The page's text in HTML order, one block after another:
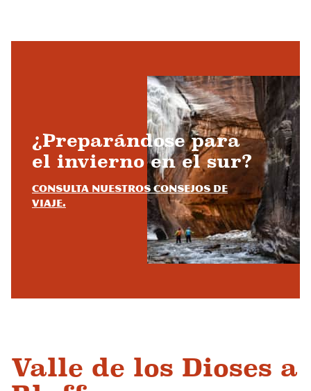
¿Preparándose para
el invierno en el sur?
Consulta nuestros consejos de
viaje.
Valle de los Dioses a